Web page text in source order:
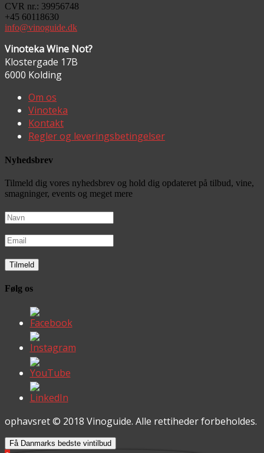
CVR nr.: 39956748
+45 60118630
info@vinoguide.dk
Vinoteka Wine Not?
Klostergade 17B
6000 Kolding
Om os
Vinoteka
Kontakt
Regler og leveringsbetingelser
Nyhedsbrev
Tilmeld dig vores nyhedsbrev og hold dig opdateret på tilbud, vine,
smagninger, events og meget mere
Følg os
ophavsret © 2018 Vinoguide. Alle rettiheder forbeholdes.
Få Danmarks bedste vintilbud